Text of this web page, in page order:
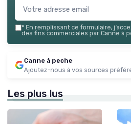
* En remplissant ce formulaire,
des fins commerciales par Canne à
Canne à peche
Ajoutez-nous à vos sources
Les plus lus